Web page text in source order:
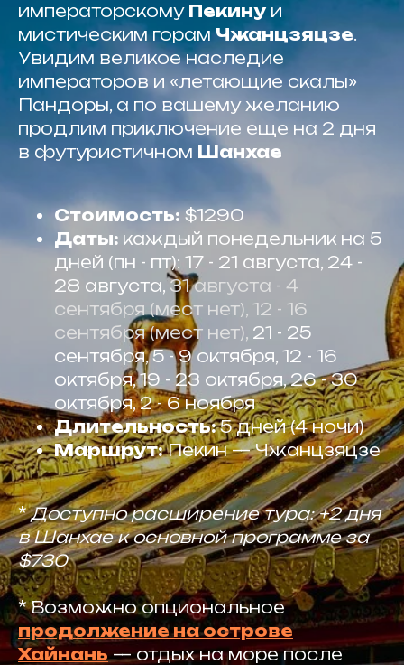
императорскому Пекинуи
мистическим горамЧжанцзяцзе.
Увидим великое наследие
императоров и «летающие скалы»
Пандоры, а по вашему желанию
продлим приключение еще на 2 дня
в футуристичном Шанхае
Стоимость:$1290
Даты: каждый понедельник на 5
дней (пн - пт): 17 - 21 августа, 24 -
28 августа, 31 августа - 4
сентября (мест нет), 12 - 16
сентября (мест нет), 21 - 25
сентября, 5 - 9 октября, 12 - 16
октября, 19 - 23 октября, 26 - 30
октября, 2 - 6 ноября
Длительность:5 дней (4 ночи)
Маршрут:Пекин — Чжанцзяцзе
*Доступно расширение тура: +2 дня
в Шанхае к основной программе за
$730
* Возможно опциональное
продолжение на острове
Хайнань— отдых на море после